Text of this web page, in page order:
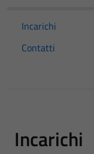
Incarichi
Contatti
Incarichi